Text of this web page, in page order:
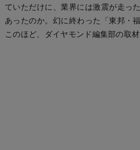
ていただけに、業界には激震が走っ
あったのか。幻に終わった「東邦・
このほど、ダイヤモンド編集部の取材